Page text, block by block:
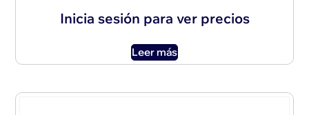
Inicia sesión para ver precios
Leer más